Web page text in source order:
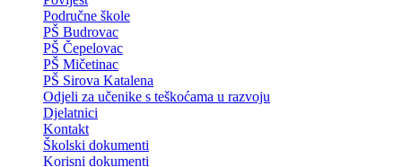
Područne škole
PŠ Budrovac
PŠ Čepelovac
PŠ Mičetinac
PŠ Sirova Katalena
Odjeli za učenike s teškoćama u razvoju
Djelatnici
Kontakt
Školski dokumenti
Korisni dokumenti